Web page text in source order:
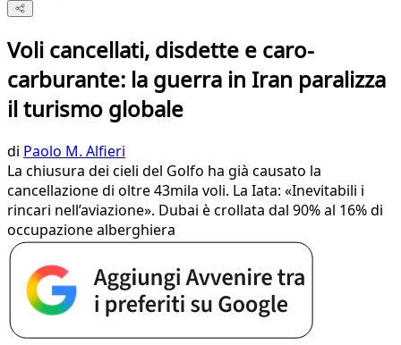
Voli cancellati, disdette e caro-
carburante: la guerra in Iran paralizza
il turismo globale
di Paolo M. Alfieri
La chiusura dei cieli del Golfo ha già causato la
cancellazione di oltre 43mila voli. La Iata: «Inevitabili i
rincari nell’aviazione». Dubai è crollata dal 90% al 16% di
occupazione alberghiera